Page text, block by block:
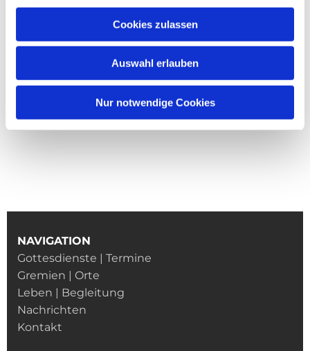
Cookies zulassen
Auswahl erlauben
Nur notwendige Cookies
NAVIGATION
Gottesdienste | Termine
Gremien | Orte
Leben | Begleitung
Nachrichten
Kontakt